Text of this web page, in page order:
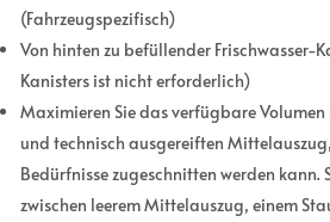
(Fahrzeugspezifisch)
Von hinten zu befüllender Frischwasser-
Kanisters ist nicht erforderlich)
Maximieren Sie das verfügbare
und technisch ausgereiften
Bedürfnisse zugeschnitten werden kann.
zwischen leerem Mittelauszug, einem